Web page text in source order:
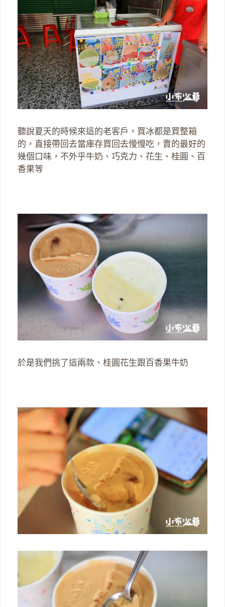
聽說夏天的時候來這的老客戶，買冰都是買整箱
的，直接帶回去當庫存買回去慢慢吃，賣的最好的
幾個口味，不外乎牛奶、巧克力、花生、桂圓、百
香果等
於是我們挑了這兩款、桂圓花生跟百香果牛奶